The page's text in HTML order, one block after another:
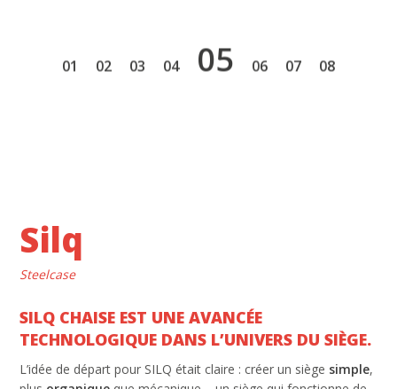
1 2 3 4 5 6 7 8
Silq
Steelcase
SILQ CHAISE EST UNE AVANCÉE
TECHNOLOGIQUE DANS L’UNIVERS DU SIÈGE.
L’idée de départ pour SILQ était claire : créer un siège simple,